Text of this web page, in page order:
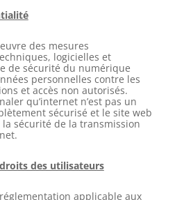
des mesures
logicielles et
de sécurité du numérique
personnelles contre les
et accès non autorisés.
qu’internet n’est pas un
sécurisé et le site web
sécurité de la transmission
des utilisateurs
applicable aux